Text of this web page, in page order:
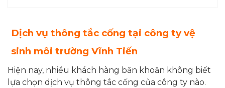
Dịch vụ thông tắc cống tại công ty vệ
sinh môi trường Vĩnh Tiến
Hiện nay, nhiều khách hàng băn khoăn không biết
lựa chọn dịch vụ thông tắc cống của công ty nào.